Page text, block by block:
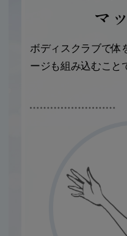
ボディスクラブで体
ージも組み込むこと